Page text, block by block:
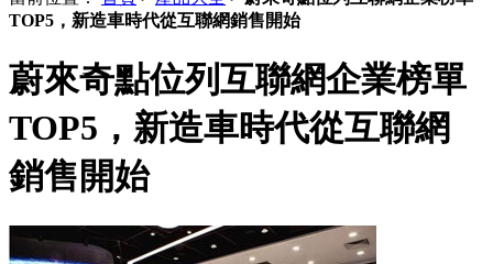
TOP5，新造車時代從互聯網銷售開始
蔚來奇點位列互聯網企業榜單
TOP5，新造車時代從互聯網
銷售開始